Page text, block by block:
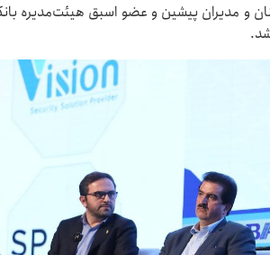
و مدیران پیشین و عضو اسبق هیئت‌مدیره